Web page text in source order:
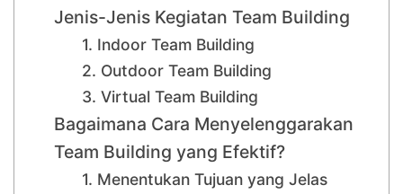
Jenis-Jenis Kegiatan Team Building
1. Indoor Team Building
2. Outdoor Team Building
3. Virtual Team Building
Bagaimana Cara Menyelenggarakan
Team Building yang Efektif?
1. Menentukan Tujuan yang Jelas